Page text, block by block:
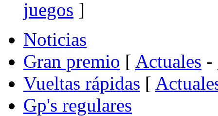
juegos ]
Noticias
Gran premio [ Actuales -
Vueltas rápidas [
Gp's regulares